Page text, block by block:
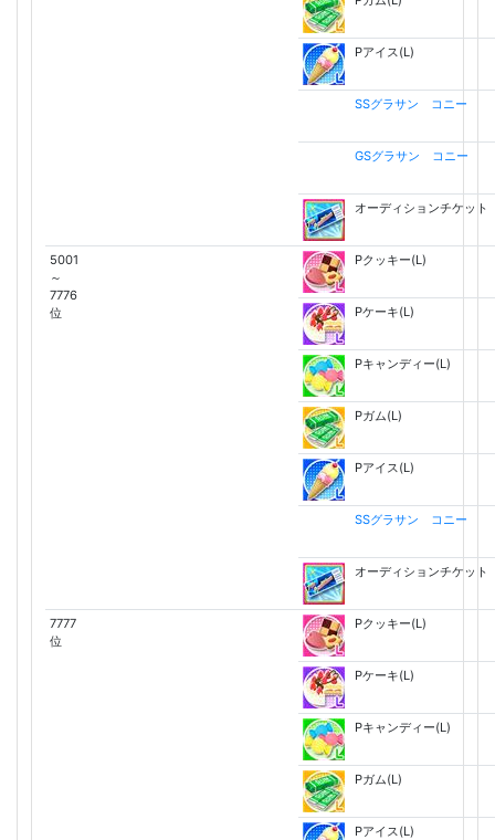
Pアイス(L)
SSグラサン コニー
GSグラサン コニー
オーディションチケット
5001
～
7776
位
Pクッキー(L)
Pケーキ(L)
Pキャンディー(L)
Pガム(L)
Pアイス(L)
SSグラサン コニー
オーディションチケット
7777
位
Pクッキー(L)
Pケーキ(L)
Pキャンディー(L)
Pガム(L)
Pアイス(L)